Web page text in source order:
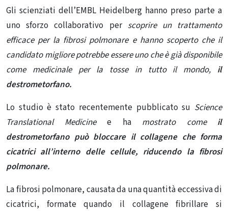
Gli scienziati dell’EMBL Heidelberg hanno preso parte a
uno sforzo collaborativo per scoprire un trattamento
efficace per la fibrosi polmonare e hanno scoperto che il
candidato migliore potrebbe essere uno che è già disponibile
come medicinale per la tosse in tutto il mondo, il
destrometorfano.
Lo studio è stato recentemente pubblicato su Science
Translational Medicinee ha mostrato come il
destrometorfano può bloccare il collagene che forma
cicatrici all’interno delle cellule, riducendo la fibrosi
polmonare.
La fibrosi polmonare, causata da una quantità eccessiva di
cicatrici, formate quando il collagene fibrillare si